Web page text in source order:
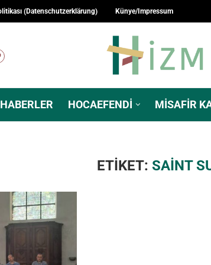
(Datenschutzerklärung) Künye/Impressum
HABERLER HOCAEFENDI MISAFIR
ETIKET: SAINT